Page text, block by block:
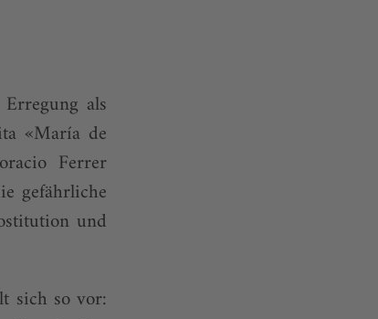
als
«María de
Ferrer
gefährliche
und
sich so vor: